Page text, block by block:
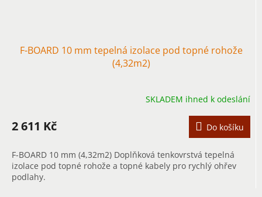
F-BOARD 10 mm tepelná izolace pod topné rohože
(4,32m2)
SKLADEM ihned k odeslání
2 611 Kč Do košíku
F-BOARD 10 mm (4,32m2) Doplňková tenkovrstvá tepelná
izolace pod topné rohože a topné kabely pro rychlý ohřev
podlahy.